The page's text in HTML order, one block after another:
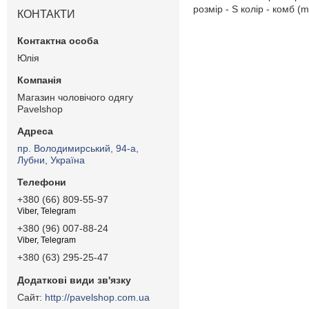
розмір - S колір - комб
КОНТАКТИ
Юлія
Магазин чоловічого одягу
Pavelshop
пр. Володимирський, 94-а,
Лубни, Україна
+380 (66) 809-55-97
Viber, Telegram
+380 (96) 007-88-24
Viber, Telegram
+380 (63) 295-25-47
http://pavelshop.com.ua